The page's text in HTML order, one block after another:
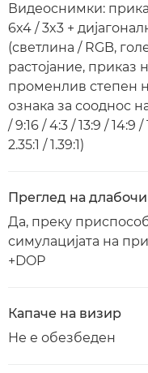
Видеоснимки:
6x4 / 3x3 +
(светлина / RGB,
растојание, приказ
променлив степен
ознака за сооднос
/ 9:16 / 4:3 / 13:9 / 14:9 /
2.35:1 / 1.39:1)
Преглед на
Да, преку
симулацијата на
+DOP
Капаче на визир
Не е обезбеден